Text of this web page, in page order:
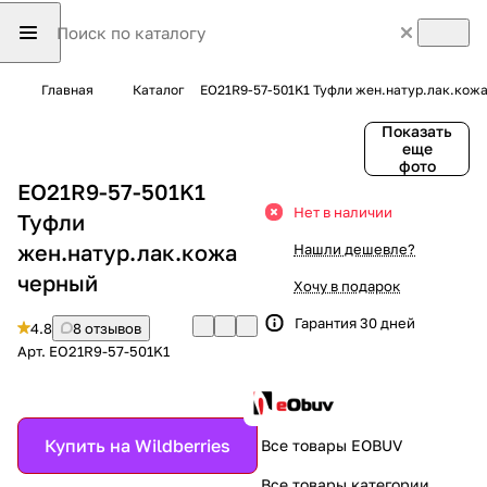
Главная Каталог EO21R9-57-501K1 Туфли
Показать
еще
фото
EO21R9-57-501K1
Туфли
жен.натур.лак.кожа
черный
4.8
8 отзывов
Арт. EO21R9-57-501K1
Купить на Wildberries
Нет в наличии
Нашли дешевле?
Хочу в подарок
Гарантия 30 дней
Все товары EOBUV